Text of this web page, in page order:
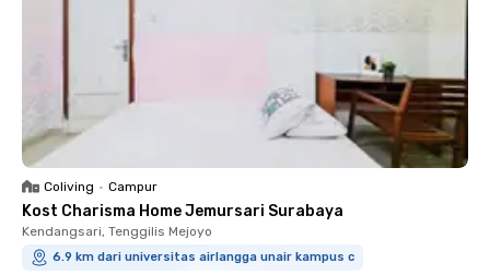
Coliving • Campur
Kost Charisma Home Jemursari Surabaya
Kendangsari, Tenggilis Mejoyo
6.9 km dari universitas airlangga unair kampus c